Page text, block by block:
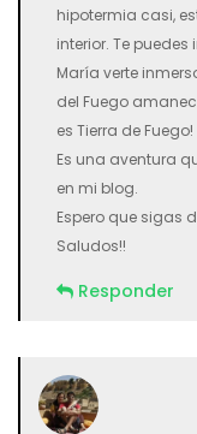
hipotermia casi,
interior. Te
María verte
del Fuego
es Tierra de Fuego!
Es una aventura
en mi blog.
Espero que sigas
Saludos!!
Responder